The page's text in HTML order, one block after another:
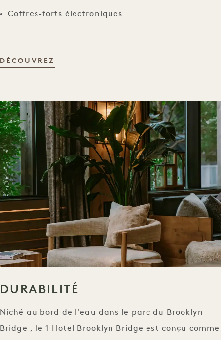
Coffres-forts électroniques
DÉCOUVREZ
DURABILITÉ
Niché au bord de l'eau dans le parc du Brooklyn
Bridge , le 1 Hotel Brooklyn Bridge est conçu comme